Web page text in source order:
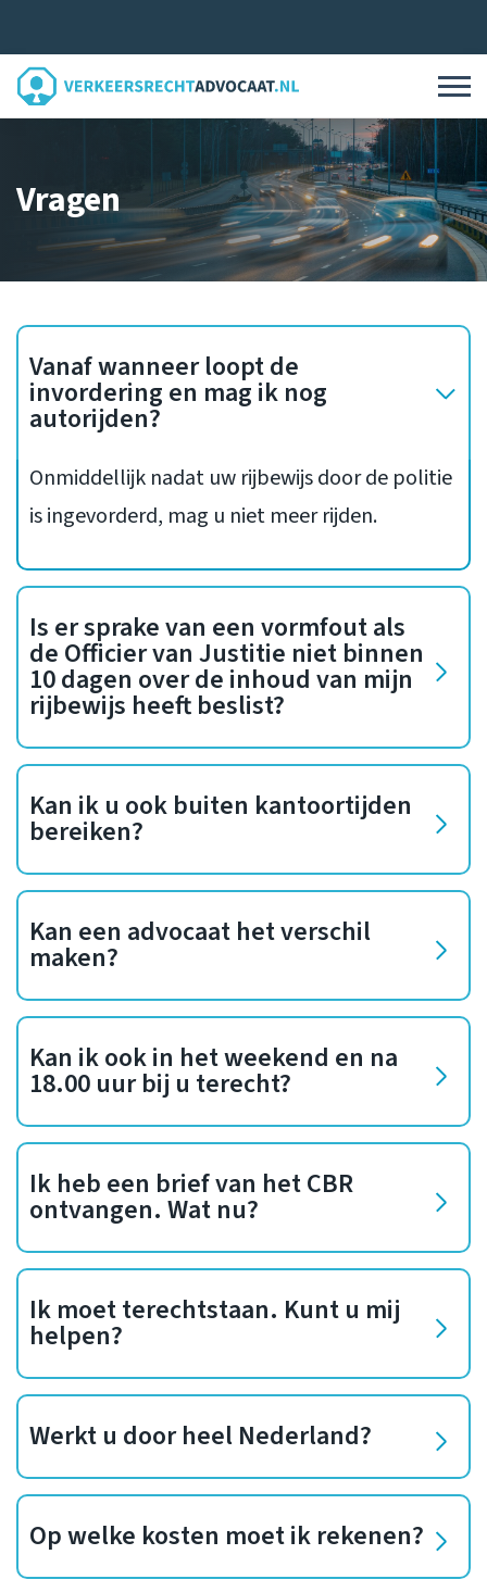
Vragen
Vanaf wanneer loopt de
invordering en mag ik nog
autorijden?
Onmiddellijk nadat uw rijbewijs door de politie
is ingevorderd, mag u niet meer rijden.
Is er sprake van een vormfout als
de Officier van Justitie niet binnen
10 dagen over de inhoud van mijn
rijbewijs heeft beslist?
Kan ik u ook buiten kantoortijden
bereiken?
Kan een advocaat het verschil
maken?
Kan ik ook in het weekend en na
18.00 uur bij u terecht?
Ik heb een brief van het CBR
ontvangen. Wat nu?
Ik moet terechtstaan. Kunt u mij
helpen?
Werkt u door heel Nederland?
Op welke kosten moet ik rekenen?